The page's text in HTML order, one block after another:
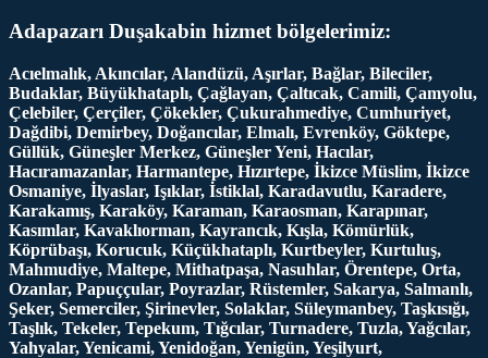
Adapazarı Duşakabin hizmet bölgelerimiz:
Acıelmalık, Akıncılar, Alandüzü, Aşırlar, Bağlar, Bileciler,
Budaklar, Büyükhataplı, Çağlayan, Çaltıcak, Camili, Çamyolu,
Çelebiler, Çerçiler, Çökekler, Çukurahmediye, Cumhuriyet,
Dağdibi, Demirbey, Doğancılar, Elmalı, Evrenköy, Göktepe,
Güllük, Güneşler Merkez, Güneşler Yeni, Hacılar,
Hacıramazanlar, Harmantepe, Hızırtepe, İkizce Müslim, İkizce
Osmaniye, İlyaslar, Işıklar, İstiklal, Karadavutlu, Karadere,
Karakamış, Karaköy, Karaman, Karaosman, Karapınar,
Kasımlar, Kavaklıorman, Kayrancık, Kışla, Kömürlük,
Köprübaşı, Korucuk, Küçükhataplı, Kurtbeyler, Kurtuluş,
Mahmudiye, Maltepe, Mithatpaşa, Nasuhlar, Örentepe, Orta,
Ozanlar, Papuççular, Poyrazlar, Rüstemler, Sakarya, Salmanlı,
Şeker, Semerciler, Şirinevler, Solaklar, Süleymanbey, Taşkısığı,
Taşlık, Tekeler, Tepekum, Tığcılar, Turnadere, Tuzla, Yağcılar,
Yahyalar, Yenicami, Yenidoğan, Yenigün, Yeşilyurt,